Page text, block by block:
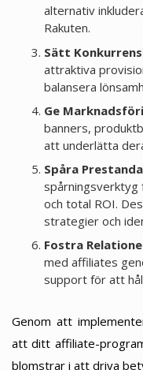
alternativ
Rakuten.
Sätt
attraktiva
balansera
Ge
banners,
att underlätta
Spåra
spårningsverktyg
och total ROI.
strategier och
Fostra
med affiliates
support för att
Genom att
att ditt affiliate-
blomstrar i att driva